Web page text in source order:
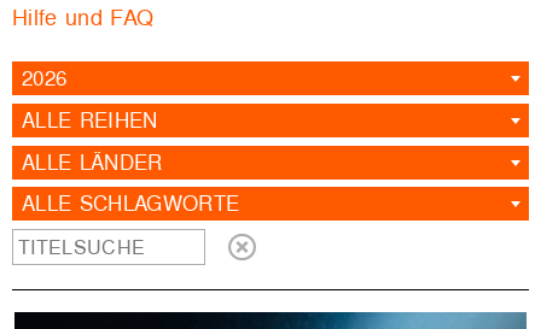
Hilfe und FAQ
2026
ALLE REIHEN
ALLE LÄNDER
ALLE SCHLAGWORTE